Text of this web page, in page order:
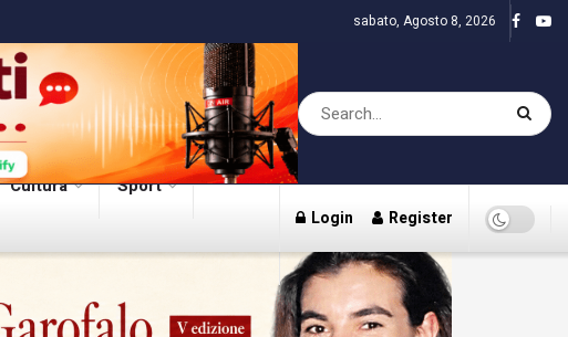
sabato, Agosto 8, 2026
Cultura Sport
Login Register